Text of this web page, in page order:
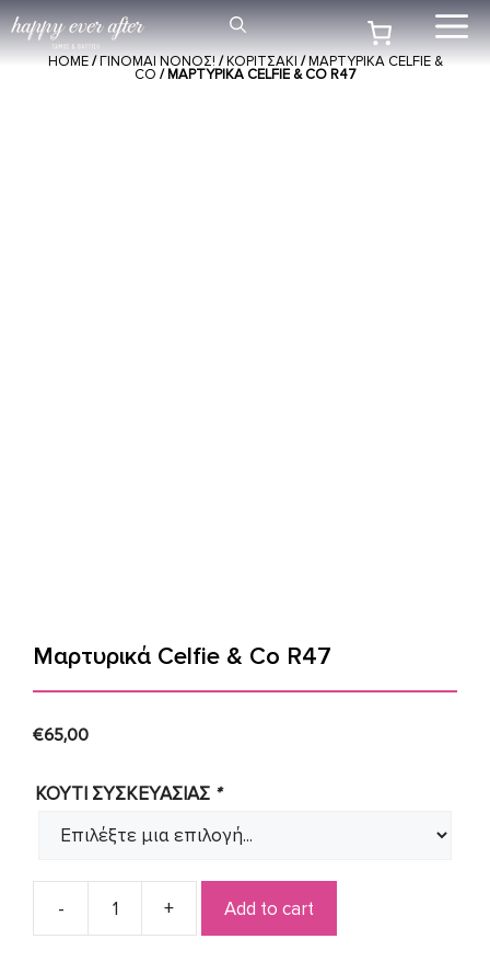
Μετάβαση
σε
περιεχόμενο
HOME/ΓΙΝΟΜΑΙ ΝΟΝΟΣ!/ΚΟΡΙΤΣΑΚΙ/ΜΑΡΤΥΡΙΚΑ CELFIE &
CO / ΜΑΡΤΥΡΙΚΆ CELFIE & CO R47
Μαρτυρικά Celfie & Co R47
€65,00
ΚΟΥΤΙ ΣΥΣΚΕΥΑΣΙΑΣ *
Μαρτυρικά
Add to cart